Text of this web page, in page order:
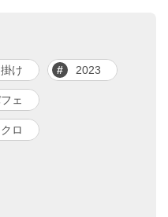
け 2023
ェ
ロ